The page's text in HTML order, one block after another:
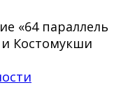
«64 параллель
Костомукши